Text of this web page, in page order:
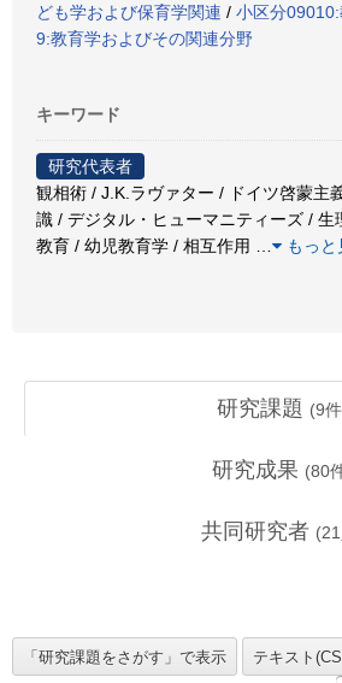
ども学および保育学関連 / 小区分
9:教育学およびその関連分野
キーワード
研究代表者
観相術 / J.K.ラヴァター / ドイツ啓蒙主
識 / デジタル・ヒューマニティーズ / 生
教育 / 幼児教育学 / 相互作用
もっと
研究課題 (9
研究成果 (80
共同研究者 (21